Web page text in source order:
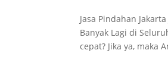
Jasa Pindahan
Banyak Lagi di
cepat? Jika ya, maka